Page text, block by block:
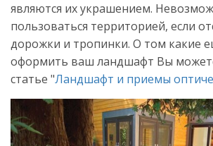
являются их украшением.
пользоваться территорией, если
дорожки и тропинки. О том какие
оформить ваш ландшафт Вы
статье "Ландшафт и приемы